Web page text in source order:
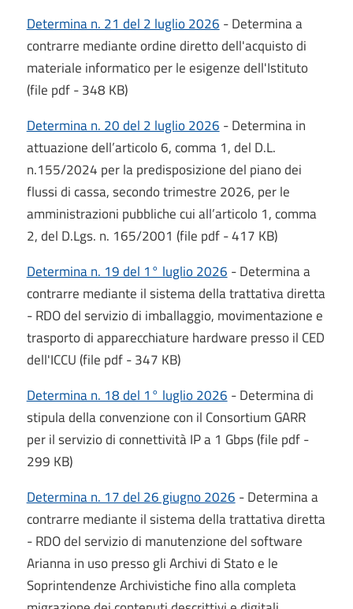
Determina n. 21 del 2 luglio 2026 - Determina a
contrarre mediante ordine diretto dell'acquisto di
materiale informatico per le esigenze dell'Istituto
(file pdf - 348 KB)
Determina n. 20 del 2 luglio 2026 - Determina in
attuazione dell’articolo 6, comma 1, del D.L.
n.155/2024 per la predisposizione del piano dei
flussi di cassa, secondo trimestre 2026, per le
amministrazioni pubbliche cui all’articolo 1, comma
2, del D.Lgs. n. 165/2001 (file pdf - 417 KB)
Determina n. 19 del 1° luglio 2026 - Determina a
contrarre mediante il sistema della trattativa diretta
- RDO del servizio di imballaggio, movimentazione e
trasporto di apparecchiature hardware presso il CED
dell'ICCU (file pdf - 347 KB)
Determina n. 18 del 1° luglio 2026 - Determina di
stipula della convenzione con il Consortium GARR
per il servizio di connettività IP a 1 Gbps (file pdf -
299 KB)
Determina n. 17 del 26 giugno 2026 - Determina a
contrarre mediante il sistema della trattativa diretta
- RDO del servizio di manutenzione del software
Arianna in uso presso gli Archivi di Stato e le
Soprintendenze Archivistiche fino alla completa